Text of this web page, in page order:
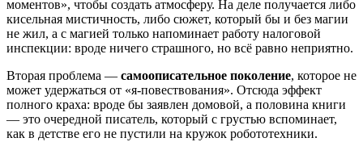
моментов», чтобы создать атмосферу. На деле получается либо
кисельная мистичность, либо сюжет, который бы и без магии
не жил, а с магией только напоминает работу налоговой
инспекции: вроде ничего страшного, но всё равно неприятно.
Вторая проблема — самоописательное поколение, которое не
может удержаться от «я-повествования». Отсюда эффект
полного краха: вроде бы заявлен домовой, а половина книги
— это очередной писатель, который с грустью вспоминает,
как в детстве его не пустили на кружок робототехники.